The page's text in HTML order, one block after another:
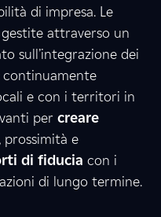
di impresa. Le
attraverso un
sull’integrazione dei
continuamente
e con i territori in
per creare
prossimità e
di fiducia con i
di lungo termine.
8
9